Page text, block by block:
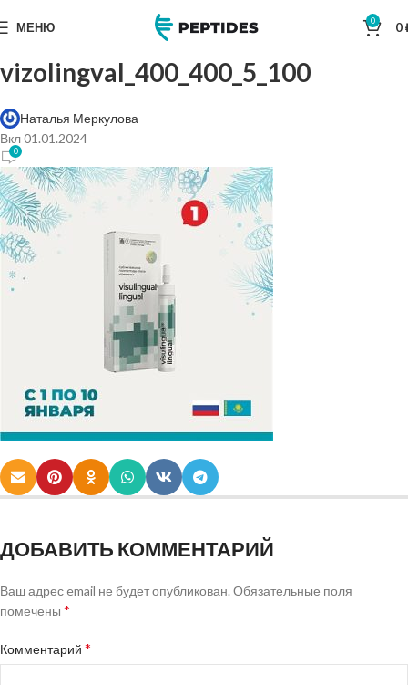
МЕНЮ 0 0
vizolingval_400_400_5_100
Наталья Меркулова
Вкл 01.01.2024
0
ДОБАВИТЬ КОММЕНТАРИЙ
Ваш адрес email не будет опубликован. Обязательные поля
помечены *
Комментарий *